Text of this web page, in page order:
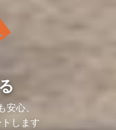
心、
します